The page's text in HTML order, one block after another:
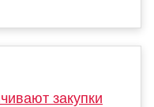
закупки